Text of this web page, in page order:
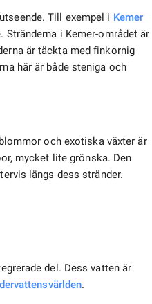
Till exempel i Kemer
i Kemer-området är
är täckta med finkornig
här är både steniga och
och exotiska växter är
mycket lite grönska. Den
längs dess stränder.
del. Dess vatten är
världen.